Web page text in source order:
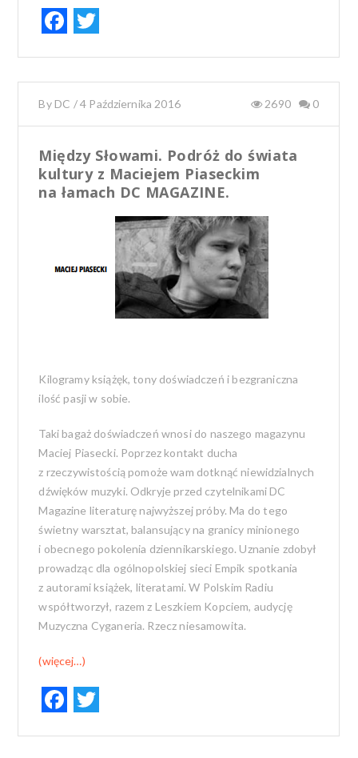
F
b
o
o
k
te
r
By DC /4 Października 2016 2690 0
Między Słowami. Podróż do świata
kultury z Maciejem Piaseckim
na łamach DC MAGAZINE.
Kilogramy książęk, tony doświadczeń i bezgraniczna
ilość pasji w sobie.
Taki bagaż doświadczeń wnosi do naszego magazynu
Maciej Piasecki. Poprzez kontakt ducha
z rzeczywistością pomoże wam dotknąć niewidzialnych
dźwięków muzyki. Odkryje przed czytelnikami DC
Magazine literaturę najwyższej próby. Ma do tego
świetny warsztat, balansujący na granicy minionego
i obecnego pokolenia dziennikarskiego. Uznanie zdobył
prowadząc dla ogólnopolskiej sieci Empik spotkania
z autorami książek, literatami. W Polskim Radiu
współtworzył, razem z Leszkiem Kopciem, audycję
Muzyczna Cyganeria. Rzecz niesamowita.
(więcej…)
F